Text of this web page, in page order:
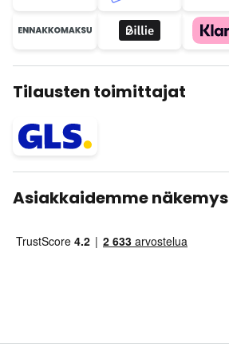
Tilausten toimittajat
Asiakkaidemme näkemys